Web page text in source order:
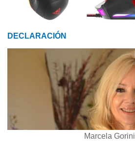
DECLARACIÓN
Marcela Gorini